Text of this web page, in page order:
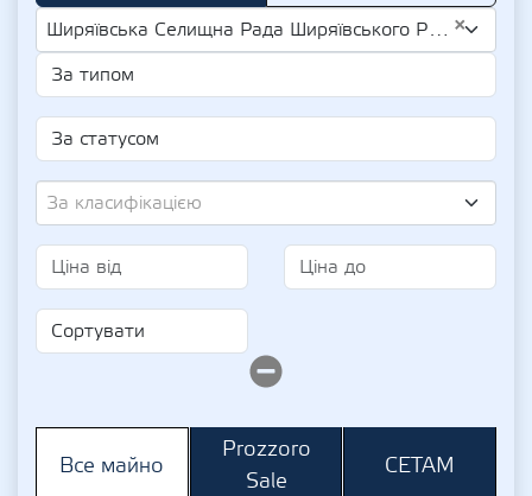
×
Ширяївська Селищна Рада Ширяївського Району Одеської Області (UA-EDR 04378994)
За класифікацією
Все майно
Prozzoro
Sale
СЕТАМ